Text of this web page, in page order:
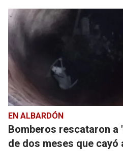
EN ALBARDÓN
Bomberos rescataron a
de dos meses que cayó